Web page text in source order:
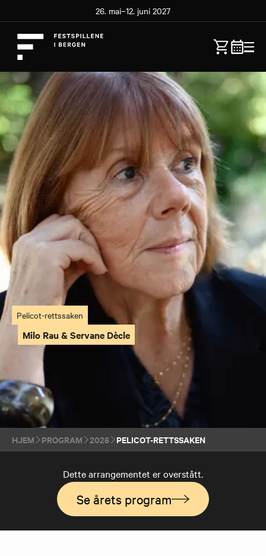
26. mai–12. juni 2027
Pelicot-rettssaken
Milo Rau & Servane Dècle
HJEM PROGRAM 2026 PELICOT-RETTSSAKEN
Dette arrangementet er overstått.
Se årets program